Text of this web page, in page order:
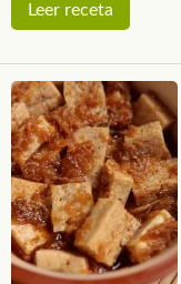
Leer receta